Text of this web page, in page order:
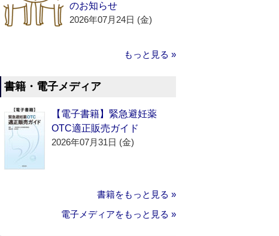
のお知らせ
2026年07月24日 (金)
もっと見る »
書籍・電子メディア
【電子書籍】緊急避妊薬
OTC適正販売ガイド
2026年07月31日 (金)
書籍をもっと見る »
電子メディアをもっと見る »